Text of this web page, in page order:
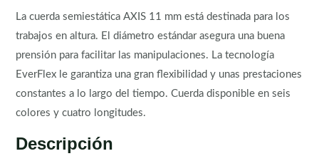
La cuerda semiestática AXIS 11 mm está destinada para los
trabajos en altura. El diámetro estándar asegura una buena
prensión para facilitar las manipulaciones. La tecnología
EverFlex le garantiza una gran flexibilidad y unas prestaciones
constantes a lo largo del tiempo. Cuerda disponible en seis
colores y cuatro longitudes.
Descripción